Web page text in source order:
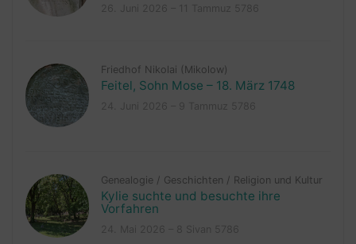
Friedhof Nikolai (Mikolow)
Feitel, Sohn Mose – 18. März 1748
Genealogie / Geschichten / Religion und Kultur
Kylie suchte und besuchte ihre
Vorfahren